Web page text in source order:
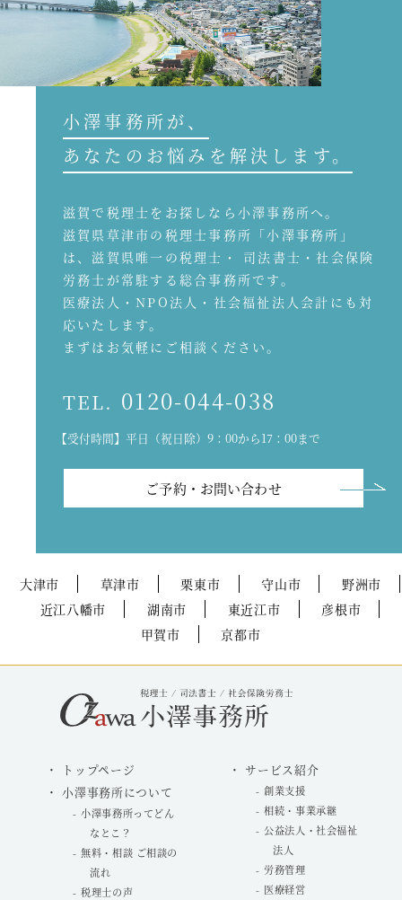
小澤事務所が、
あなたのお悩みを解決します。
滋賀で税理士をお探しなら小澤事務所へ。
滋賀県草津市の税理士事務所「小澤事務所」
は、滋賀県唯一の税理士・ 司法書士・社会保険
労務士が常駐する総合事務所です。
医療法人・NPO法人・社会福祉法人会計にも対
応いたします。
まずはお気軽にご相談ください。
TEL. 0120-044-038
【受付時間】平日（祝日除）9：00から17：00まで
ご予約・お問い合わせ
大津市 草津市 栗東市 守山市
野洲市
近江八幡市
湖南市 東近江市
彦根市
甲賀市
京都市
トップページ
小澤事務所について
小澤事務所ってどん
なとこ？
無料・相談 ご相談の
流れ
税理士の声
サービス紹介
創業支援
相続・事業承継
公益法人・社会福祉
法人
労務管理
医療経営